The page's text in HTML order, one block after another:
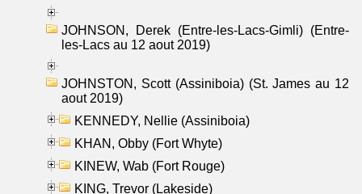
JOHNSON, Derek (Entre-les-Lacs-Gimli) (Entre-
les-Lacs au 12 aout 2019)
JOHNSTON, Scott (Assiniboia) (St. James au 12
aout 2019)
KENNEDY, Nellie (Assiniboia)
KHAN, Obby (Fort Whyte)
KINEW, Wab (Fort Rouge)
KING, Trevor (Lakeside)